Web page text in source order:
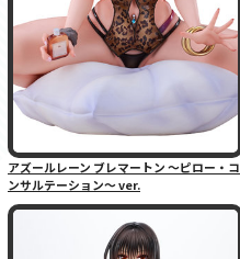
アズールレーン ブレマートン 〜ピロー・コ
ンサルテーション〜 ver.